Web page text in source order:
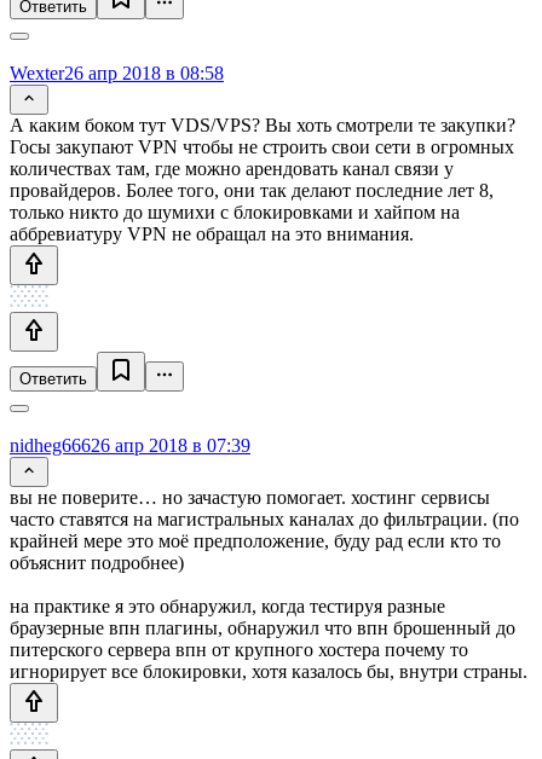
Ответить
Wexter26 апр 2018 в 08:58
А каким боком тут VDS/VPS? Вы хоть смотрели те закупки?
Госы закупают VPN чтобы не строить свои сети в огромных
количествах там, где можно арендовать канал связи у
провайдеров. Более того, они так делают последние лет 8,
только никто до шумихи с блокировками и хайпом на
аббревиатуру VPN не обращал на это внимания.
Ответить
nidheg66626 апр 2018 в 07:39
вы не поверите… но зачастую помогает. хостинг сервисы
часто ставятся на магистральных каналах до фильтрации. (по
крайней мере это моё предположение, буду рад если кто то
объяснит подробнее)
на практике я это обнаружил, когда тестируя разные
браузерные впн плагины, обнаружил что впн брошенный до
питерского сервера впн от крупного хостера почему то
игнорирует все блокировки, хотя казалось бы, внутри страны.